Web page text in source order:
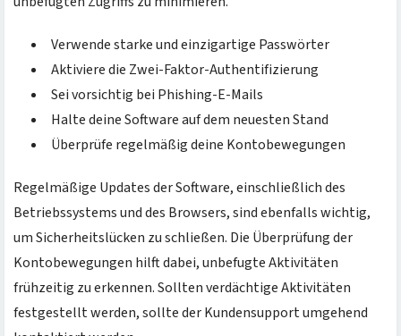
Verwende starke und einzigartige Passwörter
Aktiviere die Zwei-Faktor-Authentifizierung
Sei vorsichtig bei Phishing-E-Mails
Halte deine Software auf dem neuesten Stand
Überprüfe regelmäßig deine Kontobewegungen
Regelmäßige Updates der Software, einschließlich des
Betriebssystems und des Browsers, sind ebenfalls wichtig,
um Sicherheitslücken zu schließen. Die Überprüfung der
Kontobewegungen hilft dabei, unbefugte Aktivitäten
frühzeitig zu erkennen. Sollten verdächtige Aktivitäten
festgestellt werden, sollte der Kundensupport umgehend